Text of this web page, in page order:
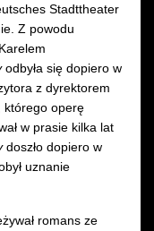
Stadttheater
Z powodu
odbyła się dopiero w
z dyrektorem
którego operę
w prasie kilka lat
doszło dopiero w
uznanie
romans ze